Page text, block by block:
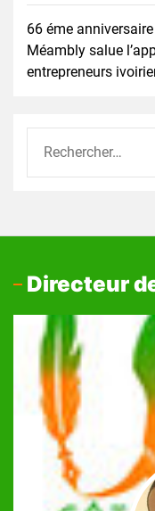
66 éme
Méambly salue
entrepreneurs
Directeur